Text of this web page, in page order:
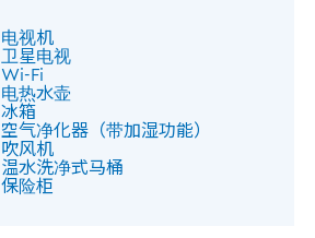
电视机
卫星电视
Wi-Fi
电热水壶
冰箱
空气净化器（带加湿功能）
吹风机
温水洗净式马桶
保险柜